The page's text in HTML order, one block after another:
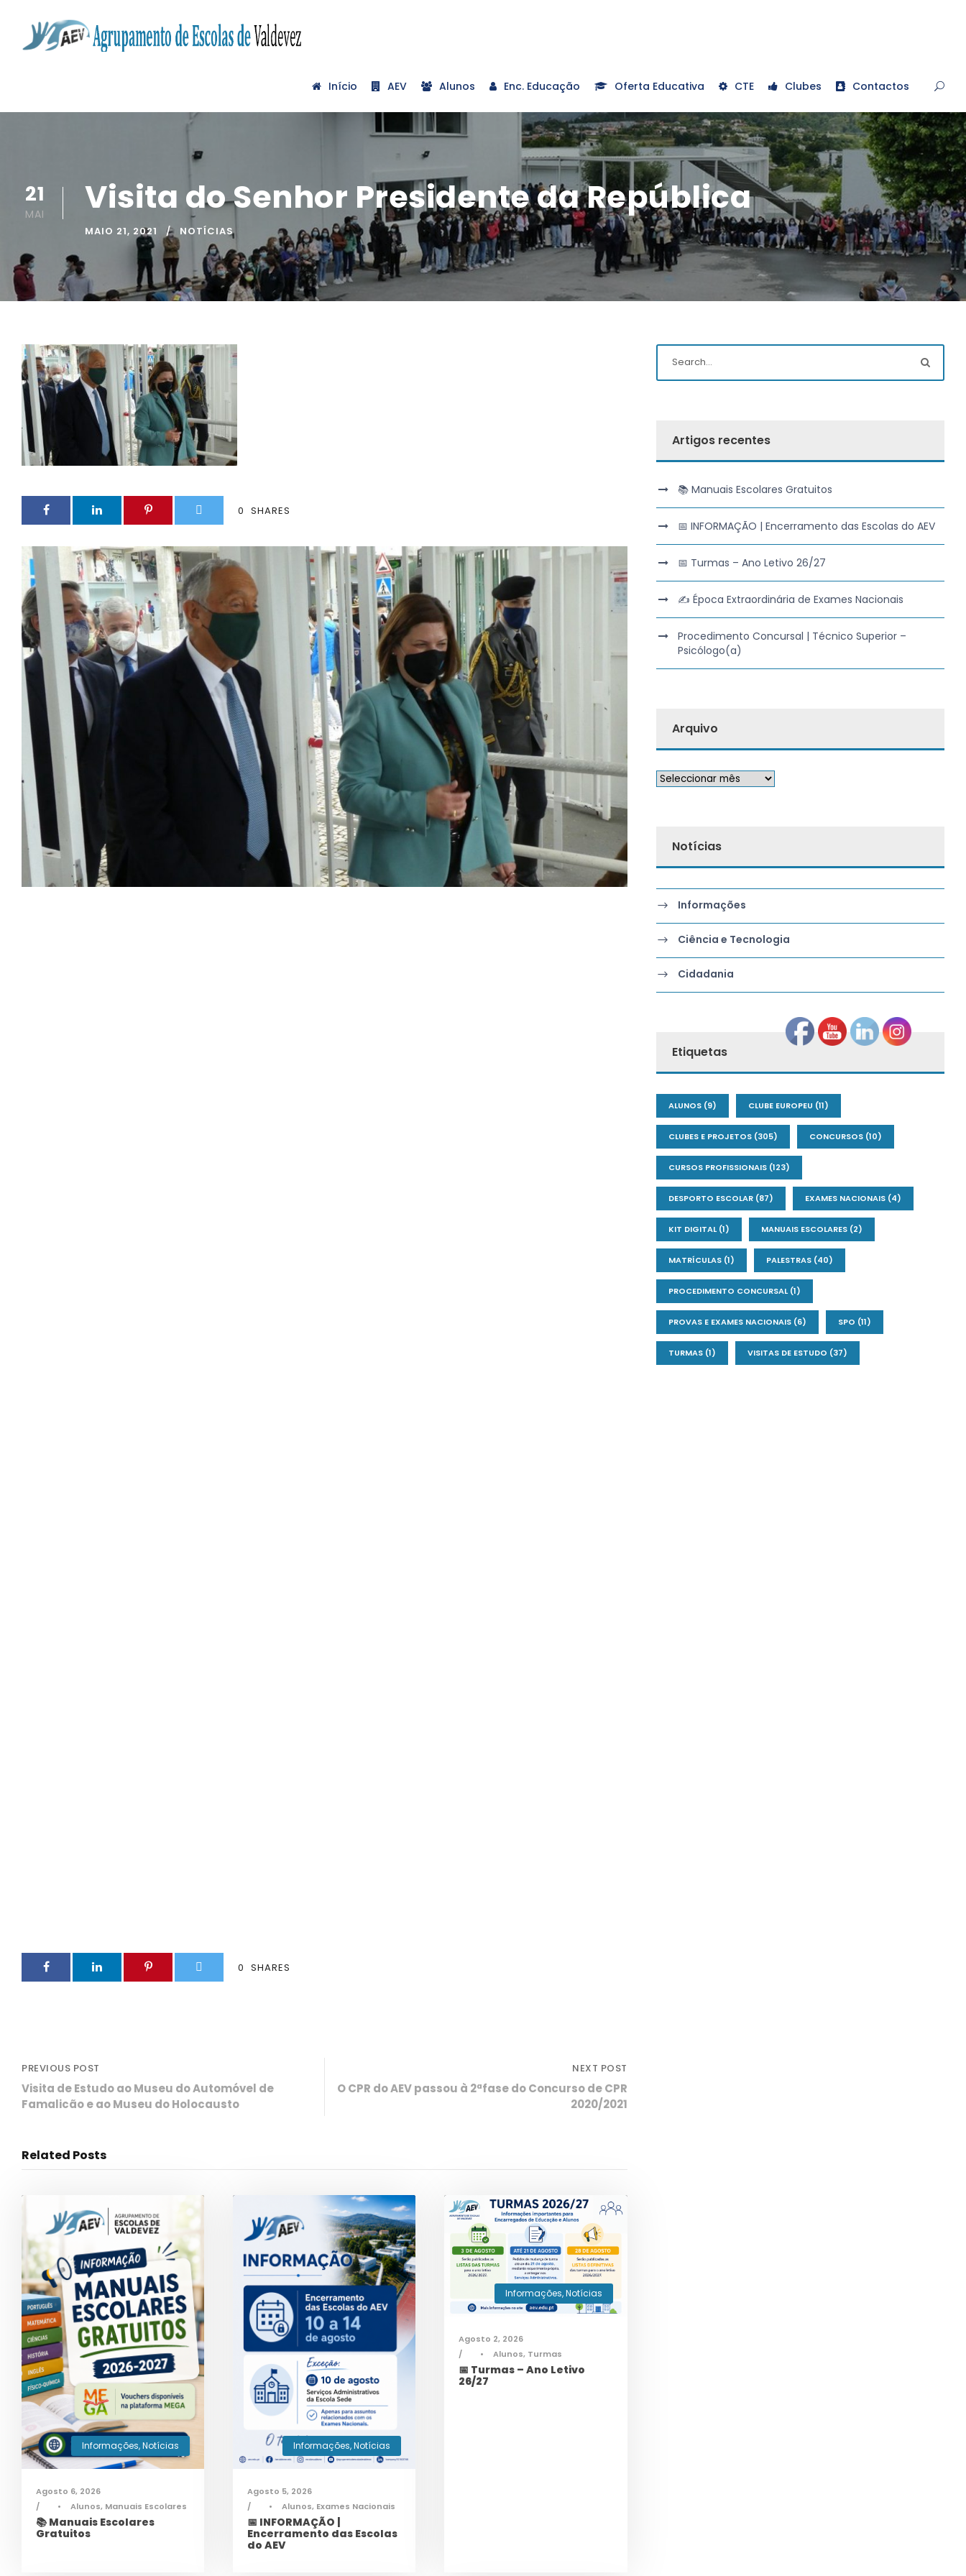
Início AEV Alunos Enc. Educação Oferta Educativa CTE Clubes Contactos
21
MAI Visita do Senhor Presidente da República
MAIO 21, 2021 NOTÍCIAS
0 SHARES
0 SHARES
PREVIOUS POST
Visita de Estudo ao Museu do Automóvel de
Famalicão e ao Museu do Holocausto
NEXT POST
O CPR do AEV passou à 2ªfase do Concurso de CPR
2020/2021
Related Posts
Informações,Notícias
Agosto 6, 2026
•
Alunos, Manuais Escolares
📚 Manuais Escolares
Gratuitos
Informações, Notícias
Agosto 5, 2026
•
Alunos, Exames Nacionais
📅 INFORMAÇÃO |
Encerramento das Escolas
do AEV
Informações,Notícias
Agosto 2, 2026
•
Alunos, Turmas
📅 Turmas – Ano Letivo
26/27
Artigos recentes
📚 Manuais Escolares Gratuitos
📅 INFORMAÇÃO | Encerramento das Escolas do AEV
📅 Turmas – Ano Letivo 26/27
✍️ Época Extraordinária de Exames Nacionais
Procedimento Concursal | Técnico Superior –
Psicólogo(a)
Arquivo
Notícias
Informações
Ciência e Tecnologia
Cidadania
Etiquetas
ALUNOS(9) CLUBE EUROPEU (11)
CLUBES E PROJETOS(305) CONCURSOS(10)
CURSOS PROFISSIONAIS(123)
DESPORTO ESCOLAR(87) EXAMES NACIONAIS(4)
KIT DIGITAL(1) MANUAIS ESCOLARES(2)
MATRÍCULAS(1) PALESTRAS(40)
PROCEDIMENTO CONCURSAL(1)
PROVAS E EXAMES NACIONAIS(6) SPO (11)
TURMAS(1) VISITAS DE ESTUDO (37)